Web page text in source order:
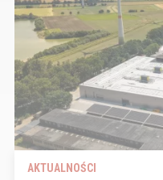
AKTUALNOŚCI